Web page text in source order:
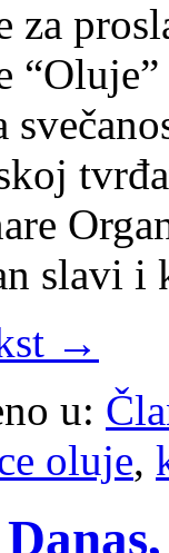
za
slavi
→
u:
oluje,